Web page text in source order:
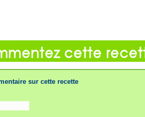
sur cette recette